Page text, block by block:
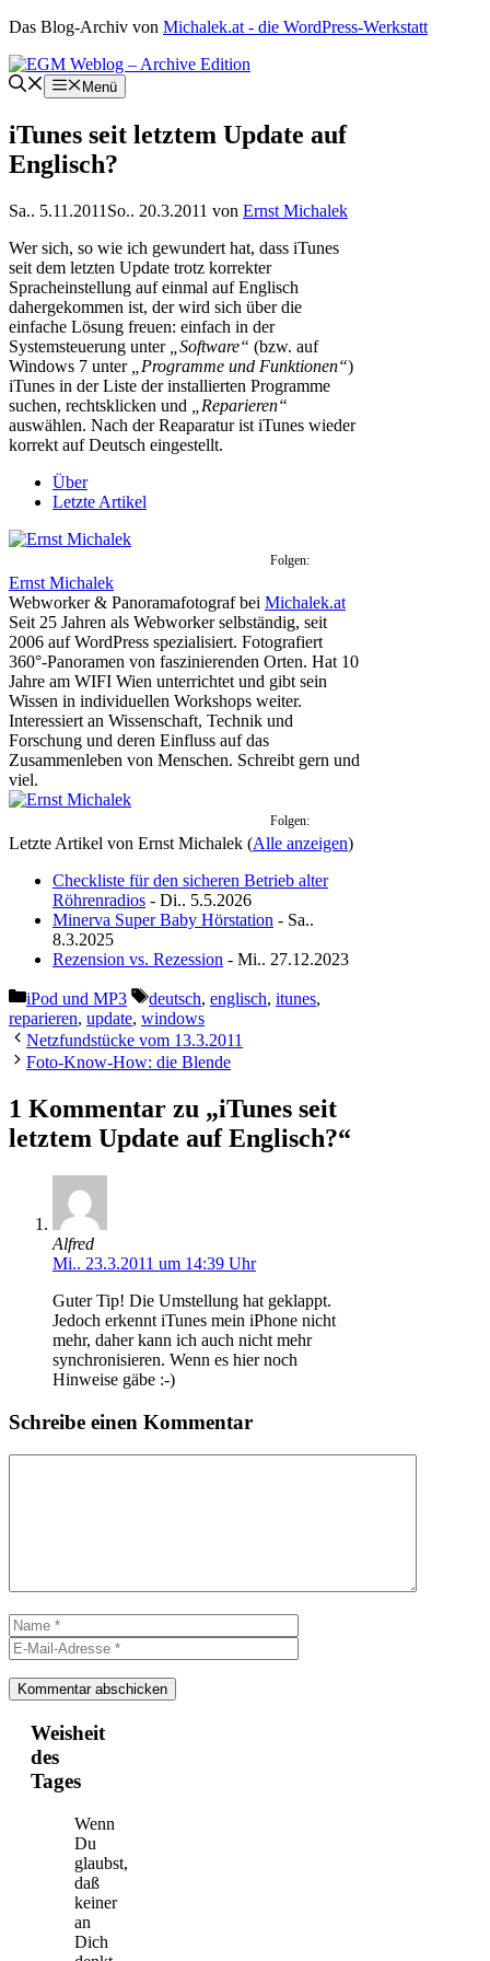
Zum
springen
Das Blog-Archiv von Michalek.at - die WordPress-Werkstatt
Menü
iTunes seit letztem Update auf
Englisch?
Sa.. 5.11.2011 So.. 20.3.2011 von Ernst Michalek
Wer sich, so wie ich gewundert hat, dass iTunes
seit dem letzten Update trotz korrekter
Spracheinstellung auf einmal auf Englisch
dahergekommen ist, der wird sich über die
einfache Lösung freuen: einfach in der
Systemsteuerung unter
„Software“ (bzw. auf
Windows 7 unter„Programme und Funktionen“)
iTunes in der Liste der installierten Programme
suchen, rechtsklicken und
„Reparieren“
auswählen. Nach der Reaparatur ist iTunes wieder
korrekt auf Deutsch eingestellt.
Über
Letzte Artikel
Folgen:
Ernst Michalek
Webworker & Panoramafotografbei Michalek.at
Seit 25 Jahren als Webworker selbständig, seit
2006 auf WordPress spezialisiert. Fotografiert
360°-Panoramen von faszinierenden Orten. Hat 10
Jahre am WIFI Wien unterrichtet und gibt sein
Wissen in individuellen Workshops weiter.
Interessiert an Wissenschaft, Technik und
Forschung und deren Einfluss auf das
Zusammenleben von Menschen. Schreibt gern und
viel.
Folgen:
Letzte Artikel von Ernst Michalek (Alle anzeigen)
Checkliste für den sicheren Betrieb alter
Röhrenradios - Di.. 5.5.2026
Minerva Super Baby Hörstation - Sa..
8.3.2025
Rezension vs. Rezession - Mi.. 27.12.2023
Kategorien
iPod und MP3 Schlagwörter
deutsch, englisch, itunes,
reparieren, update, windows
Netzfundstücke vom 13.3.2011
Foto-Know-How: die Blende
1 Kommentar zu „iTunes seit
letztem Update auf Englisch?“
Alfred
Mi.. 23.3.2011 um 14:39 Uhr
Guter Tip! Die Umstellung hat geklappt.
Jedoch erkennt iTunes mein iPhone nicht
mehr, daher kann ich auch nicht mehr
synchronisieren. Wenn es hier noch
Hinweise gäbe :-)
Schreibe einen Kommentar
Name
Mail-
Adresse
Weisheit
des
Tages
Wenn
Du
glaubst,
daß
keiner
an
Dich